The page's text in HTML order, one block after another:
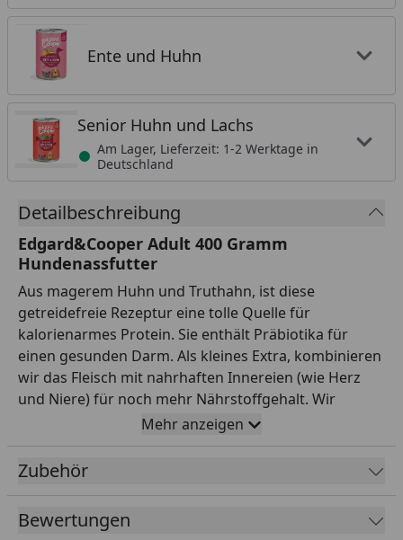
Ente und Huhn
Senior Huhn und Lachs
Am Lager, Lieferzeit: 1-2 Werktage in
Deutschland
Detailbeschreibung
Edgard&Cooper Adult 400 Gramm
Hundenassfutter
Aus magerem Huhn und Truthahn, ist diese
getreidefreie Rezeptur eine tolle Quelle für
kalorienarmes Protein. Sie enthält Präbiotika für
einen gesunden Darm. Als kleines Extra, kombinieren
wir das Fleisch mit nahrhaften Innereien (wie Herz
und Niere) für noch mehr Nährstoffgehalt. Wir
bereiten unser Nassfutter mit einem super gesunden
Mix aus Obst und Gemüse sowie einer extra Portion
Kräuter zu. Dann wird es schonend dampfgegart, um
Fütterungsempfehlung
Mehr anzeigen
Zubehör
Bewertungen